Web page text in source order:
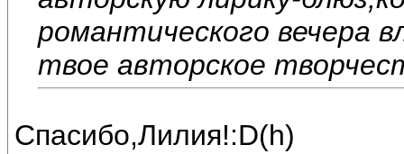
романтического вечера
твое авторское
Спасибо,Лилия!:D(h)